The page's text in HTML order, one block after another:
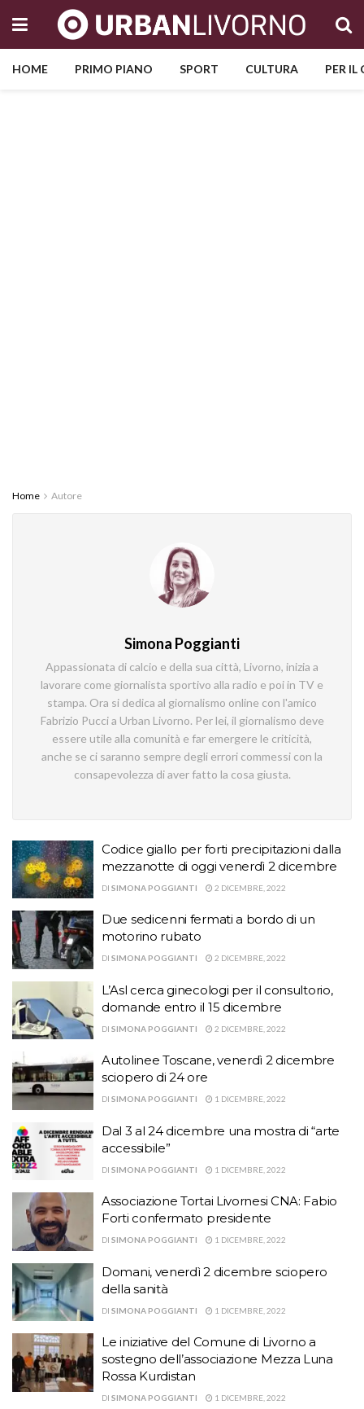
HOME PRIMO PIANO SPORT CULTURA PER
Home Autore
Simona Poggianti
Appassionata di calcio e della sua città, Livorno, inizia a
lavorare come giornalista sportivo alla radio e poi in TV e
stampa. Ora si dedica al giornalismo online con l'amico
Fabrizio Pucci a Urban Livorno. Per lei, il giornalismo deve
essere utile alla comunità e far emergere le criticità,
anche se ci saranno sempre degli errori commessi con la
consapevolezza di aver fatto la cosa giusta.
Codice giallo per forti precipitazioni dalla
mezzanotte di oggi venerdì 2 dicembre
DI SIMONA POGGIANTI 2 DICEMBRE, 2022
Due sedicenni fermati a bordo di un
motorino rubato
DI SIMONA POGGIANTI 2 DICEMBRE, 2022
L’Asl cerca ginecologi per il consultorio,
domande entro il 15 dicembre
DI SIMONA POGGIANTI 2 DICEMBRE, 2022
Autolinee Toscane, venerdì 2 dicembre
sciopero di 24 ore
DI SIMONA POGGIANTI 1 DICEMBRE, 2022
Dal 3 al 24 dicembre una mostra di “arte
accessibile”
DI SIMONA POGGIANTI 1 DICEMBRE, 2022
Associazione Tortai Livornesi CNA: Fabio
Forti confermato presidente
DI SIMONA POGGIANTI 1 DICEMBRE, 2022
Domani, venerdì 2 dicembre sciopero
della sanità
DI SIMONA POGGIANTI 1 DICEMBRE, 2022
Le iniziative del Comune di Livorno a
sostegno dell’associazione Mezza Luna
Rossa Kurdistan
DI SIMONA POGGIANTI 1 DICEMBRE, 2022